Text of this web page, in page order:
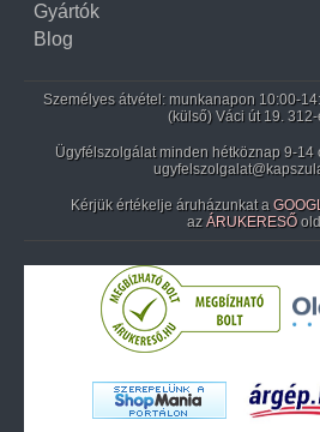
Gyártók
Blog
Személyes átvétel: munkanapon 10:00-
(külső) Váci út 19.
Ügyfélszolgálat minden hétköznap 9-14
Kérjük értékelje áruházunkat a
az ÁRUKERESŐ